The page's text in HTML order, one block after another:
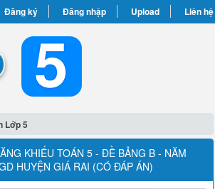
Đăng ký Đăng nhập Upload Liên hệ
Lớp 5
KHIẾU TOÁN 5 - ĐỀ BẢNG B - NĂM
HUYỆN GIÁ RAI (CÓ ĐÁP ÁN)